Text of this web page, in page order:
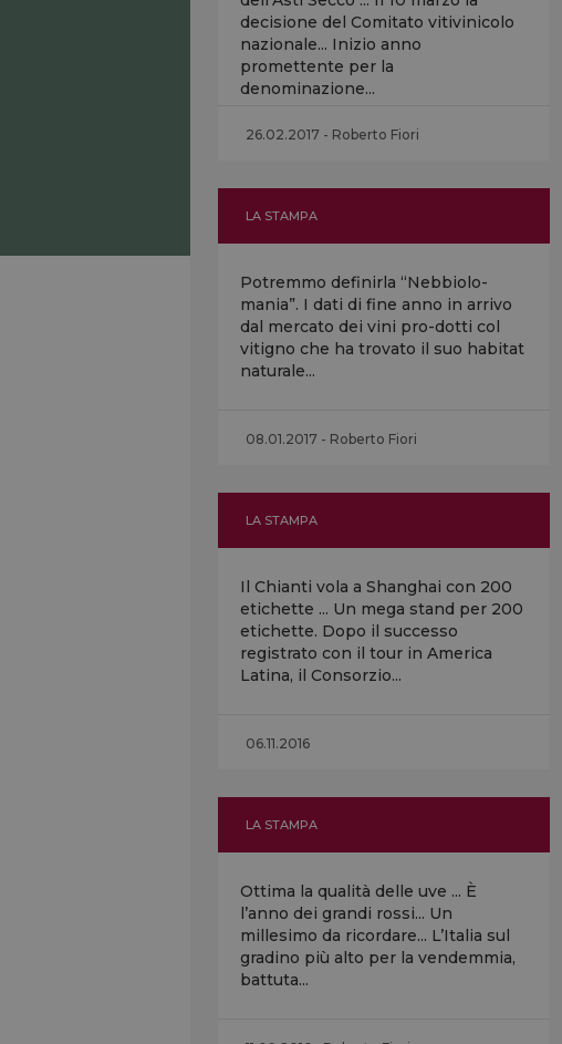
decisione del Comitato vitivinicolo
nazionale... Inizio anno
promettente per la
denominazione...
26.02.2017 - Roberto Fiori
LA STAMPA
Potremmo definirla “Nebbiolo-
mania”. I dati di fine anno in arrivo
dal mercato dei vini pro-dotti col
vitigno che ha trovato il suo habitat
naturale...
08.01.2017 - Roberto Fiori
LA STAMPA
Il Chianti vola a Shanghai con 200
etichette ... Un mega stand per 200
etichette. Dopo il successo
registrato con il tour in America
Latina, il Consorzio...
06.11.2016
LA STAMPA
Ottima la qualità delle uve ... È
l’anno dei grandi rossi... Un
millesimo da ricordare... L’Italia sul
gradino più alto per la vendemmia,
battuta...